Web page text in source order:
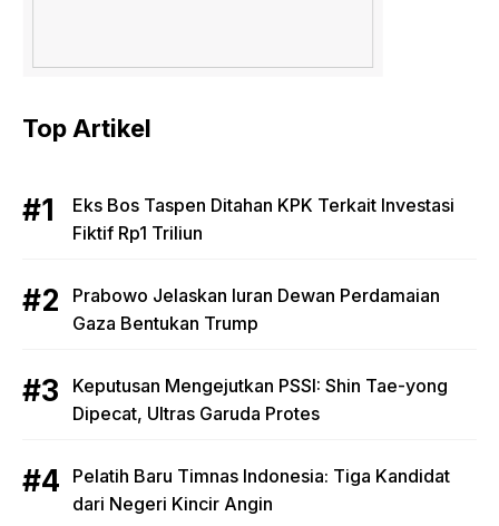
Top Artikel
Eks Bos Taspen Ditahan KPK Terkait Investasi
Fiktif Rp1 Triliun
Prabowo Jelaskan Iuran Dewan Perdamaian
Gaza Bentukan Trump
Keputusan Mengejutkan PSSI: Shin Tae-yong
Dipecat, Ultras Garuda Protes
Pelatih Baru Timnas Indonesia: Tiga Kandidat
dari Negeri Kincir Angin